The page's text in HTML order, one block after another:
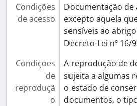
Condições
de acesso
Documentação de
excepto aquela
sensíveis ao
Decreto-Lei nº 16/
Condiçoes
de
reproduçã
o
A reprodução de
sujeita a algumas
o estado de
documentos, o